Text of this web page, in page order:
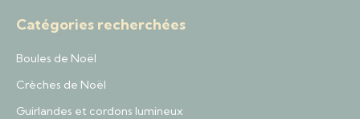
Catégories recherchées
Boules de Noël
Crèches de Noël
Guirlandes et cordons lumineux